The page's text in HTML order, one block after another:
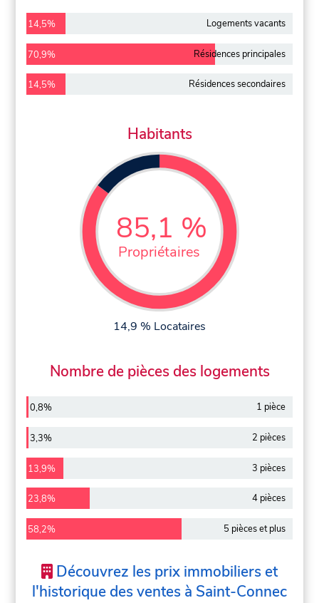
14,5% Logements vacants
70,9% Résidences principales
14,5% Résidences secondaires
Habitants
85,1 %
Propriétaires
14,9 % Locataires
Nombre de pièces des logements
0,8% 1 pièce
3,3% 2 pièces
13,9% 3 pièces
23,8% 4 pièces
58,2% 5 pièces et plus
Découvrez les prix immobiliers et
l'historique des ventes à Saint-Connec